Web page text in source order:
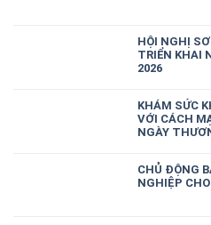
HỘI NGHỊ
TRIỂN KHAI
2026
KHÁM SỨC
VỚI CÁCH
NGÀY
CHỦ ĐỘNG
NGHIỆP